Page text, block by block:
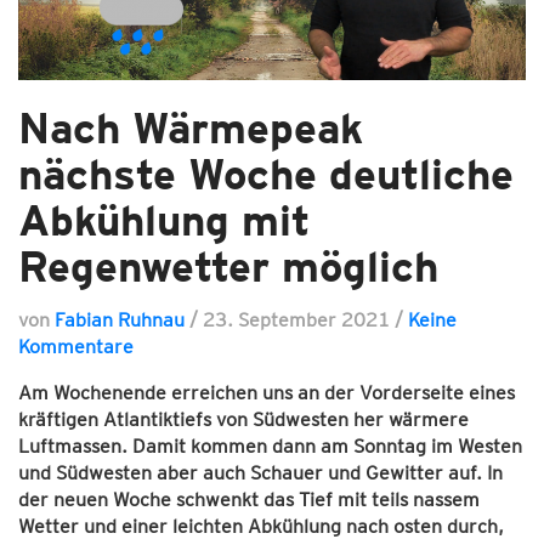
Nach Wärmepeak
nächste Woche deutliche
Abkühlung mit
Regenwetter möglich
von Fabian Ruhnau / 23. September 2021 / Keine
Kommentare
Am Wochenende erreichen uns an der Vorderseite eines
kräftigen Atlantiktiefs von Südwesten her wärmere
Luftmassen. Damit kommen dann am Sonntag im Westen
und Südwesten aber auch Schauer und Gewitter auf. In
der neuen Woche schwenkt das Tief mit teils nassem
Wetter und einer leichten Abkühlung nach osten durch,